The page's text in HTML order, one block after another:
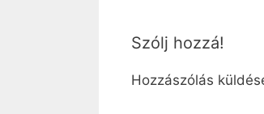
Szólj hozzá!
Hozzászólás